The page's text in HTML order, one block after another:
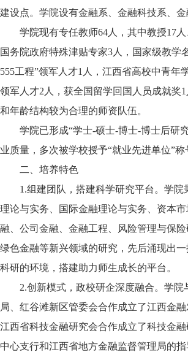
建设点。学院设有金融系、金融科技系、
学院现有专任教师64人，其中教授17
国务院政府特殊津贴专家3人，国家级教学
555工程”领军人才1人，江西省高校中青
领军人才2人，获全国留学回国人员成就奖
和年龄结构较为合理的师资队伍。
学院已形成“学士-硕士-博士-博士后研
业质量，多次被学校授予“就业先进单位”称
二、培养特色
1.组建团队，搭建科学研究平台。学
理论与实务、国际金融理论与实务、资本
融、公司金融、金融工程、风险管理与保
绿色金融等新兴领域的研究，先后涌现出
科研的环境，搭建助力师生成长的平台。
2.创新模式，政校研企深度融合。学
局、红谷滩新区管委会合作成立了江西金
江西省科技金融研究会合作成立了科技金
中心支行和江西省地方金融监督管理局的